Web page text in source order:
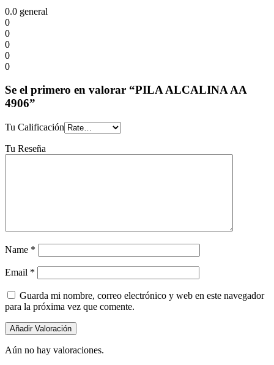
0.0 general
0
0
0
0
0
Se el primero en valorar “PILA ALCALINA AA
4906”
Tu Calificación
Tu Reseña
Name *
Email *
Guarda mi nombre, correo electrónico y web en este navegador
para la próxima vez que comente.
Aún no hay valoraciones.